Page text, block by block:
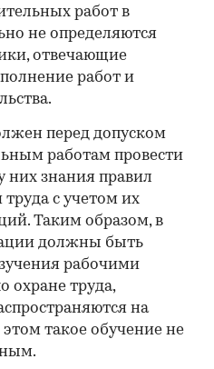
работ в
не определяются
отвечающие
работ и
перед допуском
работам провести
них знания правил
с учетом их
Таким образом, в
должны быть
рабочими
охране труда,
на
такое обучение не